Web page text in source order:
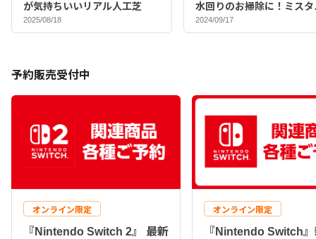
が気持ちいいリアル人工芝
2025/08/18
水回りのお掃除に！ミスタ
マックスバイヤーおすすめ
ポンジ♪
2024/09/17
予約販売受付中
オンライン限定
『Nintendo Switch 2』 最新
オンライン限定
『Nintendo Switch